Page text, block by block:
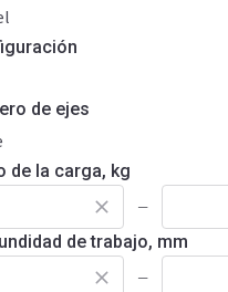
de ejes
de la carga, kg
—
de trabajo, mm
—